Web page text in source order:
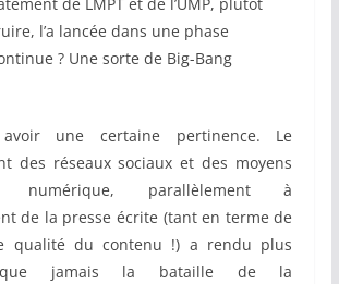
l’a lancée dans une phase
? Une sorte de Big-Bang
avoir une certaine pertinence. Le
des réseaux sociaux et des moyens
numérique, parallèlement à
de la presse écrite (tant en terme de
qualité du contenu !) a rendu plus
que jamais la bataille de la